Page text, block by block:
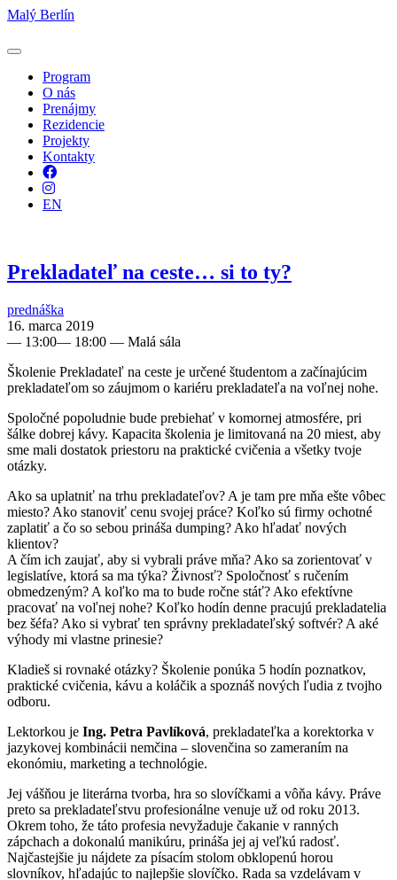
Malý Berlín
Program
O nás
Prenájmy
Rezidencie
Projekty
Kontakty
Facebook
Instagram
EN
Prekladateľ na ceste… si to ty?
prednáška
16. marca 2019
— 13:00— 18:00 — Malá sála
Školenie Prekladateľ na ceste je určené študentom a začínajúcim
prekladateľom so záujmom o kariéru prekladateľa na voľnej nohe.
Spoločné popoludnie bude prebiehať v komornej atmosfére, pri
šálke dobrej kávy. Kapacita školenia je limitovaná na 20 miest, aby
sme mali dostatok priestoru na praktické cvičenia a všetky tvoje
otázky.
Ako sa uplatniť na trhu prekladateľov? A je tam pre mňa ešte vôbec
miesto? Ako stanoviť cenu svojej práce? Koľko sú firmy ochotné
zaplatiť a čo so sebou prináša dumping? Ako hľadať nových
klientov?
A čím ich zaujať, aby si vybrali práve mňa? Ako sa zorientovať v
legislatíve, ktorá sa ma týka? Živnosť? Spoločnosť s ručením
obmedzeným? A koľko ma to bude ročne stáť? Ako efektívne
pracovať na voľnej nohe? Koľko hodín denne pracujú prekladatelia
bez šéfa? Ako si vybrať ten správny prekladateľský softvér? A aké
výhody mi vlastne prinesie?
Kladieš si rovnaké otázky? Školenie ponúka 5 hodín poznatkov,
praktické cvičenia, kávu a koláčik a spoznáš nových ľudia z tvojho
odboru.
Lektorkou je Ing. Petra Pavlíková, prekladateľka a korektorka v
jazykovej kombinácii nemčina – slovenčina so zameraním na
ekonómiu, marketing a technológie.
Jej vášňou je literárna tvorba, hra so slovíčkami a vôňa kávy. Práve
preto sa prekladateľstvu profesionálne venuje už od roku 2013.
Okrem toho, že táto profesia nevyžaduje čakanie v ranných
zápchach a dokonalú manikúru, prináša jej aj veľkú radosť.
Najčastejšie ju nájdete za písacím stolom obklopenú horou
slovníkov, hľadajúc to najlepšie slovíčko. Rada sa vzdelávam v